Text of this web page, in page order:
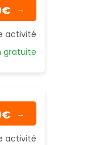
→
activité
gratuite
→
activité